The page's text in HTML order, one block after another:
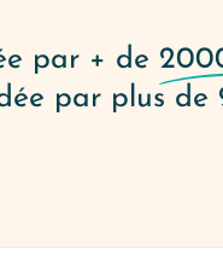
par + de
par plus de